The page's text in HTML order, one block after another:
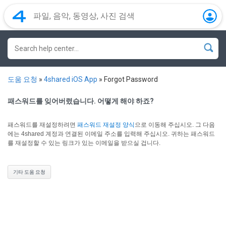
도움 요청 » 4shared iOS App » Forgot Password
패스워드를 잊어버렸습니다. 어떻게 해야 하죠?
패스워드를 재설정하려면 패스워드 재설정 양식으로 이동해 주십시오. 그 다음
에는 4shared 계정과 연결된 이메일 주소를 입력해 주십시오. 귀하는 패스워드
를 재설정할 수 있는 링크가 있는 이메일을 받으실 겁니다.
기타 도움 요청